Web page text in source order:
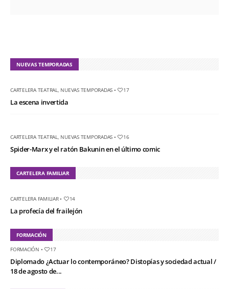
NUEVAS TEMPORADAS
CARTELERA TEATRAL NUEVAS TEMPORADAS • 17
La escena invertida
CARTELERA TEATRAL NUEVAS TEMPORADAS • 16
Spider-Marx y el ratón Bakunin en el último comic
CARTELERA FAMILIAR
CARTELERA FAMILIAR• 14
La profecía del frailejón
FORMACIÓN
FORMACIÓN • 17
Diplomado ¿Actuar lo contemporáneo? Distopías y sociedad actual /
18 de agosto de...